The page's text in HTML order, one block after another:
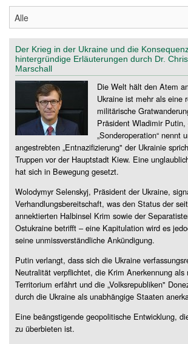
Der Krieg in der Ukraine und die
hintergründige Erläuterungen durch Dr.
Marschall
Die Welt hält den Atem
Ukraine ist mehr als eine
militärische
Präsident Wladimir
„Sonderoperation“ nennt
angestrebten „Entnazifizierung" der Ukrainie
Truppen vor der Hauptstadt Kiew. Eine
hat sich in Bewegung gesetzt.
Wolodymyr Selenskyj, Präsident der Ukraine,
Verhandlungsbereitschaft, was den Status der
annektierten Halbinsel Krim sowie der
Ostukraine betrifft – eine Kapitulation wird es
seine unmissverständliche Ankündigung.
Putin verlangt, dass sich die Ukraine
Neutralität verpflichtet, die Krim Anerkennung als
Territorium erfährt und die „Volksrepubliken"
durch die Ukraine als unabhängige Staaten
Eine beängstigende geopolitische Entwicklung,
zu überbieten ist.